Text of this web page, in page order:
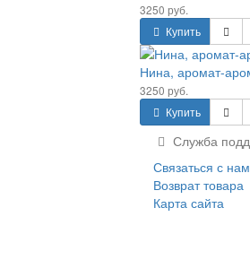
3250 руб.
Купить
Нина, аромат-
3250 руб.
Купить
Служба
Связаться с
Возврат товара
Карта сайта